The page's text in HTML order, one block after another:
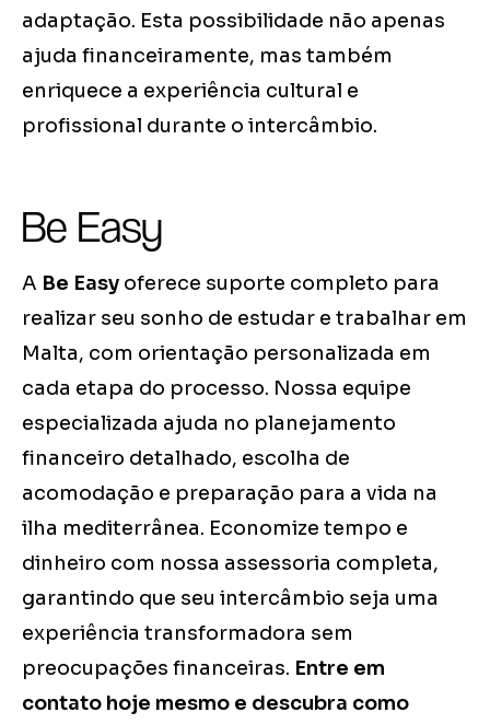
adaptação. Esta possibilidade não apenas
ajuda financeiramente, mas também
enriquece a experiência cultural e
profissional durante o intercâmbio.
Be Easy
A Be Easy oferece suporte completo para
realizar seu sonho de estudar e trabalhar em
Malta, com orientação personalizada em
cada etapa do processo. Nossa equipe
especializada ajuda no planejamento
financeiro detalhado, escolha de
acomodação e preparação para a vida na
ilha mediterrânea. Economize tempo e
dinheiro com nossa assessoria completa,
garantindo que seu intercâmbio seja uma
experiência transformadora sem
preocupações financeiras. Entre em
contato hoje mesmo e descubra como